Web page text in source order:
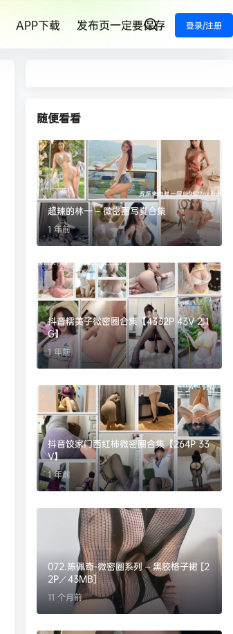
登录/注册
APP下载 发布页一定要保存
随便看看
超辣的林一 – 微密圈写真合集
1 年前
抖音糯美子微密圈合集【4332P 43V 2.1
G】
1 年前
抖音饺家门西红柿微密圈合集【264P 33
V】
1 年前
072.陈佩奇-微密圈系列 – 黑胶格子裙 [2
2P／43MB]
11 个月前